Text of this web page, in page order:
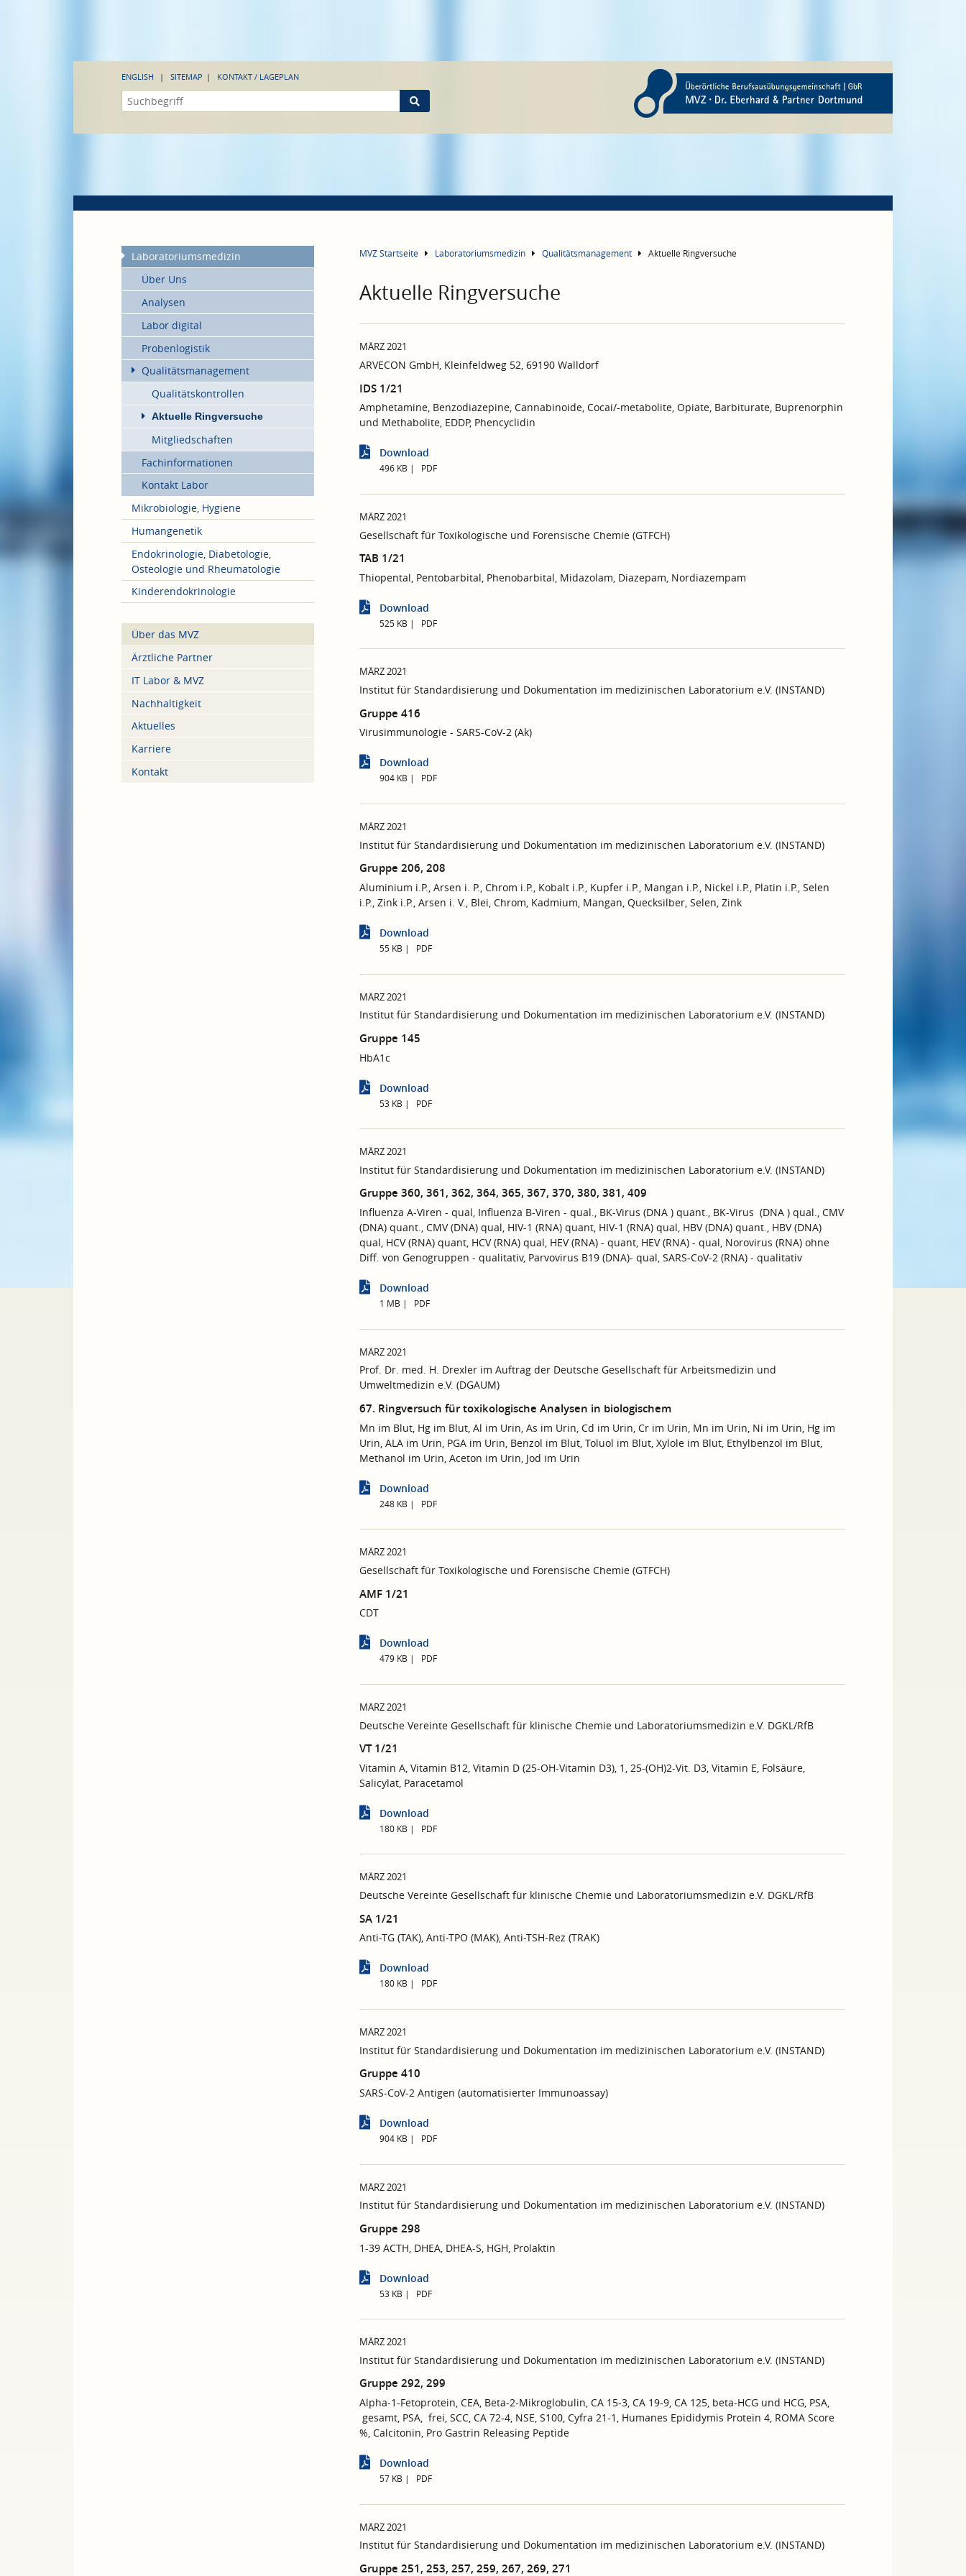
ENGLISH SITEMAP KONTAKT / LAGEPLAN
Laboratoriumsmedizin
Über Uns
Analysen
Labor digital
Probenlogistik
Qualitätsmanagement
Qualitätskontrollen
Aktuelle Ringversuche
Mitgliedschaften
Fachinformationen
Kontakt Labor
Mikrobiologie, Hygiene
Humangenetik
Endokrinologie, Diabetologie,
Osteologie und Rheumatologie
Kinderendokrinologie
Über das MVZ
Ärztliche Partner
IT Labor & MVZ
Nachhaltigkeit
Aktuelles
Karriere
Kontakt
MVZ Startseite Laboratoriumsmedizin Qualitätsmanagement Aktuelle Ringversuche
Aktuelle Ringversuche
MÄRZ 2021
ARVECON GmbH, Kleinfeldweg 52, 69190 Walldorf
IDS 1/21
Amphetamine, Benzodiazepine, Cannabinoide, Cocai/-metabolite, Opiate, Barbiturate, Buprenorphin
und Methabolite, EDDP, Phencyclidin
Download
496 KB PDF
MÄRZ 2021
Gesellschaft für Toxikologische und Forensische Chemie (GTFCH)
TAB 1/21
Thiopental, Pentobarbital, Phenobarbital, Midazolam, Diazepam, Nordiazempam
Download
525 KB PDF
MÄRZ 2021
Institut für Standardisierung und Dokumentation im medizinischen Laboratorium e.V. (INSTAND)
Gruppe 416
Virusimmunologie - SARS-CoV-2 (Ak)
Download
904 KB PDF
MÄRZ 2021
Institut für Standardisierung und Dokumentation im medizinischen Laboratorium e.V. (INSTAND)
Gruppe 206, 208
Aluminium i.P., Arsen i. P., Chrom i.P., Kobalt i.P., Kupfer i.P., Mangan i.P., Nickel i.P., Platin i.P., Selen
i.P., Zink i.P., Arsen i. V., Blei, Chrom, Kadmium, Mangan, Quecksilber, Selen, Zink
Download
55 KB PDF
MÄRZ 2021
Institut für Standardisierung und Dokumentation im medizinischen Laboratorium e.V. (INSTAND)
Gruppe 145
HbA1c
Download
53 KB PDF
MÄRZ 2021
Institut für Standardisierung und Dokumentation im medizinischen Laboratorium e.V. (INSTAND)
Gruppe 360, 361, 362, 364, 365, 367, 370, 380, 381, 409
Influenza A-Viren - qual, Influenza B-Viren - qual., BK-Virus (DNA ) quant., BK-Virus (DNA ) qual., CMV
(DNA) quant., CMV (DNA) qual, HIV-1 (RNA) quant, HIV-1 (RNA) qual, HBV (DNA) quant., HBV (DNA)
qual, HCV (RNA) quant, HCV (RNA) qual, HEV (RNA) - quant, HEV (RNA) - qual, Norovirus (RNA) ohne
Diff. von Genogruppen - qualitativ, Parvovirus B19 (DNA)- qual, SARS-CoV-2 (RNA) - qualitativ
Download
1 MB PDF
MÄRZ 2021
Prof. Dr. med. H. Drexler im Auftrag der Deutsche Gesellschaft für Arbeitsmedizin und
Umweltmedizin e.V. (DGAUM)
67. Ringversuch für toxikologische Analysen in biologischem
Mn im Blut, Hg im Blut, Al im Urin, As im Urin, Cd im Urin, Cr im Urin, Mn im Urin, Ni im Urin, Hg im
Urin, ALA im Urin, PGA im Urin, Benzol im Blut, Toluol im Blut, Xylole im Blut, Ethylbenzol im Blut,
Methanol im Urin, Aceton im Urin, Jod im Urin
Download
248 KB PDF
MÄRZ 2021
Gesellschaft für Toxikologische und Forensische Chemie (GTFCH)
AMF 1/21
CDT
Download
479 KB PDF
MÄRZ 2021
Deutsche Vereinte Gesellschaft für klinische Chemie und Laboratoriumsmedizin e.V. DGKL/RfB
VT 1/21
Vitamin A, Vitamin B12, Vitamin D (25-OH-Vitamin D3), 1, 25-(OH)2-Vit. D3, Vitamin E, Folsäure,
Salicylat, Paracetamol
Download
180 KB PDF
MÄRZ 2021
Deutsche Vereinte Gesellschaft für klinische Chemie und Laboratoriumsmedizin e.V. DGKL/RfB
SA 1/21
Anti-TG (TAK), Anti-TPO (MAK), Anti-TSH-Rez (TRAK)
Download
180 KB PDF
MÄRZ 2021
Institut für Standardisierung und Dokumentation im medizinischen Laboratorium e.V. (INSTAND)
Gruppe 410
SARS-CoV-2 Antigen (automatisierter Immunoassay)
Download
904 KB PDF
MÄRZ 2021
Institut für Standardisierung und Dokumentation im medizinischen Laboratorium e.V. (INSTAND)
Gruppe 298
1-39 ACTH, DHEA, DHEA-S, HGH, Prolaktin
Download
53 KB PDF
MÄRZ 2021
Institut für Standardisierung und Dokumentation im medizinischen Laboratorium e.V. (INSTAND)
Gruppe 292, 299
Alpha-1-Fetoprotein, CEA, Beta-2-Mikroglobulin, CA 15-3, CA 19-9, CA 125, beta-HCG und HCG, PSA,
gesamt, PSA, frei, SCC, CA 72-4, NSE, S100, Cyfra 21-1, Humanes Epididymis Protein 4, ROMA Score
%, Calcitonin, Pro Gastrin Releasing Peptide
Download
57 KB PDF
MÄRZ 2021
Institut für Standardisierung und Dokumentation im medizinischen Laboratorium e.V. (INSTAND)
Gruppe 251, 253, 257, 259, 267, 269, 271